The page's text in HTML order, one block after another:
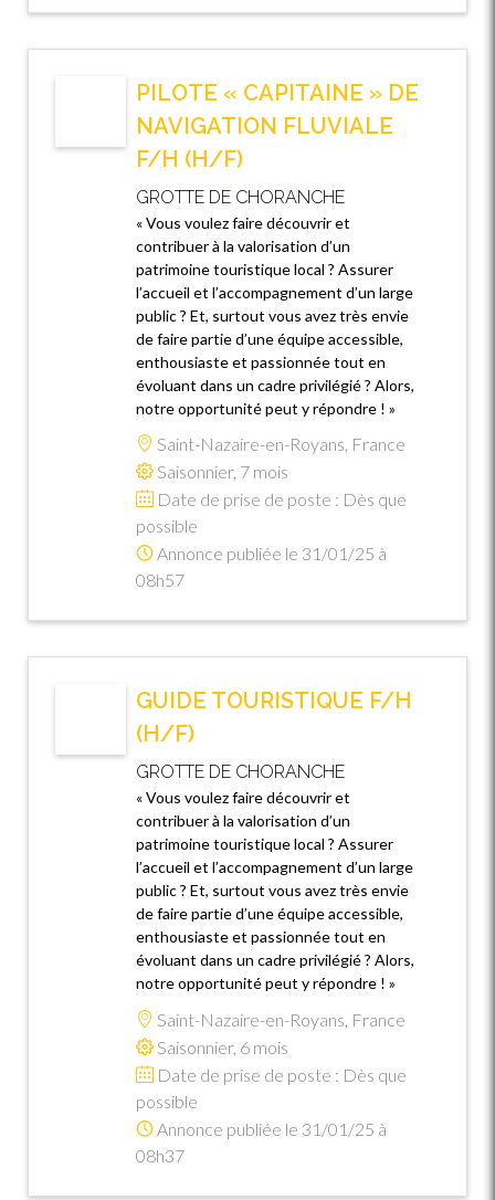
PILOTE « CAPITAINE » DE
NAVIGATION FLUVIALE
F/H (H/F)
GROTTE DE CHORANCHE
« Vous voulez faire découvrir et
contribuer à la valorisation d’un
patrimoine touristique local ? Assurer
l’accueil et l’accompagnement d’un large
public ? Et, surtout vous avez très envie
de faire partie d’une équipe accessible,
enthousiaste et passionnée tout en
évoluant dans un cadre privilégié ? Alors,
notre opportunité peut y répondre ! »
Saint-Nazaire-en-Royans, France
Saisonnier, 7 mois
Date de prise de poste : Dès que
possible
Annonce publiée le 31/01/25 à
08h57
GUIDE TOURISTIQUE F/H
(H/F)
GROTTE DE CHORANCHE
« Vous voulez faire découvrir et
contribuer à la valorisation d’un
patrimoine touristique local ? Assurer
l’accueil et l’accompagnement d’un large
public ? Et, surtout vous avez très envie
de faire partie d’une équipe accessible,
enthousiaste et passionnée tout en
évoluant dans un cadre privilégié ? Alors,
notre opportunité peut y répondre ! »
Saint-Nazaire-en-Royans, France
Saisonnier, 6 mois
Date de prise de poste : Dès que
possible
Annonce publiée le 31/01/25 à
08h37